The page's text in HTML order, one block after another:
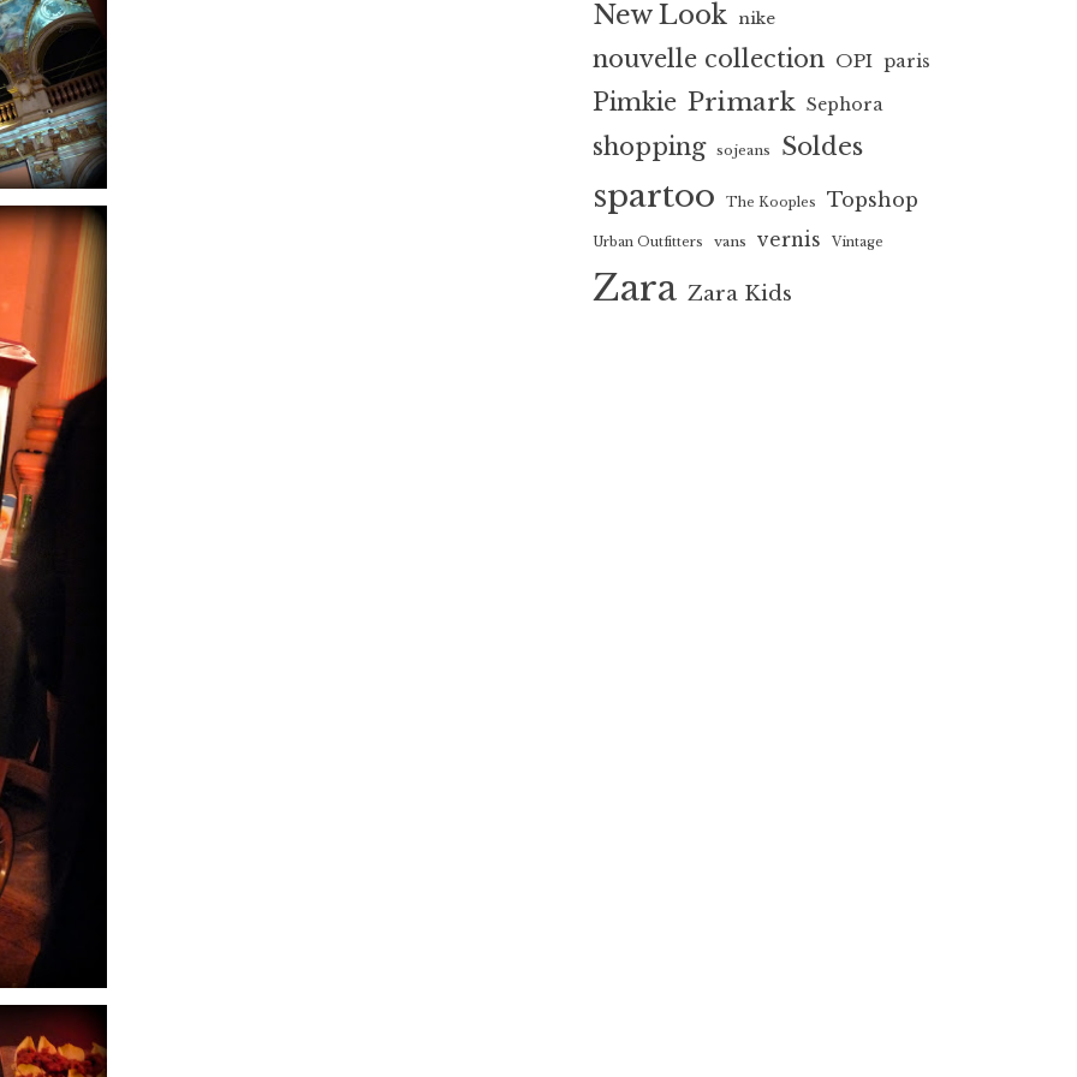
New Look nike
nouvelle collection OPI paris
Pimkie Primark Sephora
shopping sojeans Soldes
spartoo The Kooples Topshop
Urban Outfitters vans vernis Vintage
Zara Zara Kids